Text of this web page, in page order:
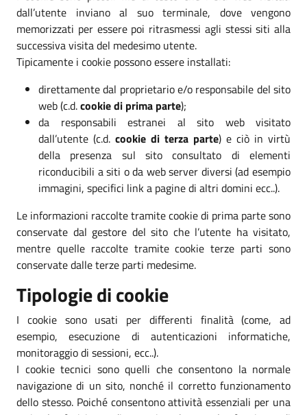
dall’utente inviano al suo terminale, dove vengono
memorizzati per essere poi ritrasmessi agli stessi siti alla
successiva visita del medesimo utente.
Tipicamente i cookie possono essere installati:
direttamente dal proprietario e/o responsabile del sito
web (c.d.cookie di prima parte);
da responsabili estranei al sito web visitato
dall’utente (c.d. cookie di terza parte) e ciò in virtù
della presenza sul sito consultato di elementi
riconducibili a siti o da web server diversi (ad esempio
immagini, specifici link a pagine di altri domini ecc..).
Le informazioni raccolte tramite cookie di prima parte sono
conservate dal gestore del sito che l’utente ha visitato,
mentre quelle raccolte tramite cookie terze parti sono
conservate dalle terze parti medesime.
Tipologie di cookie
I cookie sono usati per differenti finalità (come, ad
esempio, esecuzione di autenticazioni informatiche,
monitoraggio di sessioni, ecc..).
I cookie tecnici sono quelli che consentono la normale
navigazione di un sito, nonché il corretto funzionamento
dello stesso. Poiché consentono attività essenziali per una